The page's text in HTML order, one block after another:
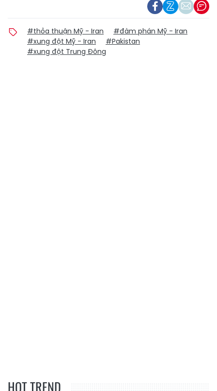
#thỏa thuận Mỹ - Iran
#đàm phán Mỹ - Iran
#xung đột Mỹ - Iran
#Pakistan
#xung đột Trung Đông
HOT TREND